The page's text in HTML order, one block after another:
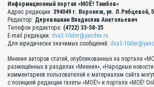
Информационный портал «МОЁ! Тамбов»
Адрес редакции: 394049 г. Воронеж, ул. Л.Рябцевой,
Редактор: Деревяшкин Владислав Анатольевич
Телефон редактора: (4722) 33-58-25
E-mail редакции: dva3-10der@yandex.ru
Для юридически значимых сообщений: dva3-
Мнения авторов статей, опубликованных на портале
размещённых в разделах «Мнения», «Народные
комментариев пользователей к материалам сайта
с позицией редакции газеты «МОЁ!» и портала «МОЁ!